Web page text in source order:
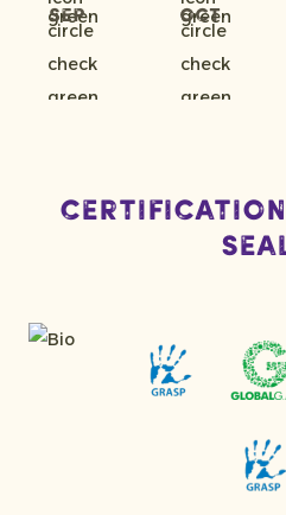
Sep Oct